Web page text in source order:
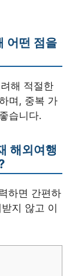
어떤 점을
해 적절한
며, 중복 가
습니다.
해외여행
하면 간편하
지 않고 이